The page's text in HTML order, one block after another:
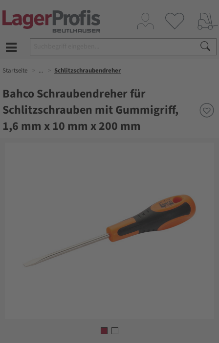
Startseite ... Schlitzschraubendreher
Bahco Schraubendreher für
Schlitzschrauben mit Gummigriff,
1,6 mm x 10 mm x 200 mm